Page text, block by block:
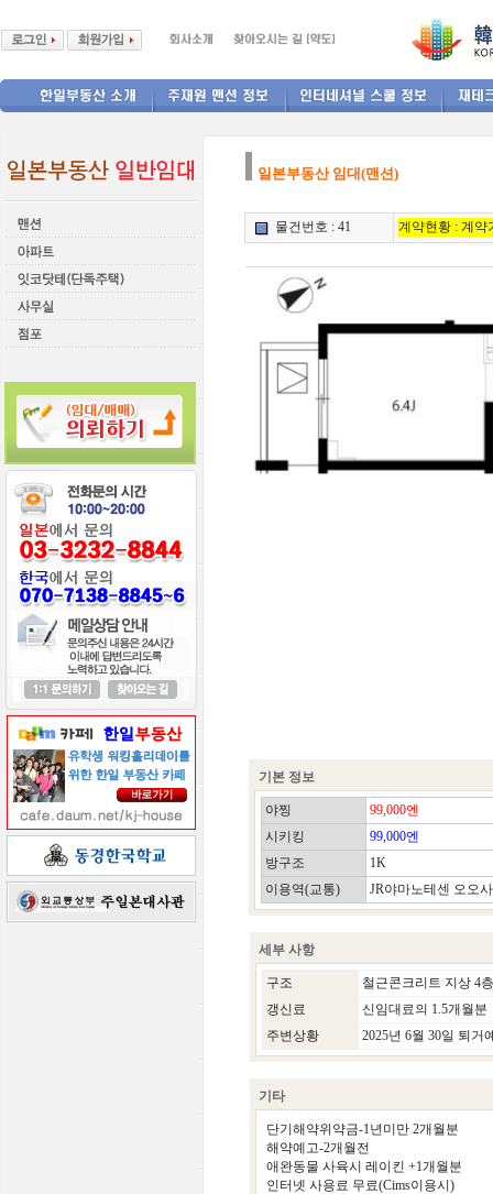
일본부동산 임대(맨션)
물건번호 : 41 계약현황 : 계약
기본 정보
야찡
99,000엔
시키킹
99,000엔
방구조
1K
이용역(교통)
JR야마노테센 오오
세부 사항
구조
철근콘크리트 지상 4층
갱신료
신임대료의 1.5개월분
주변상황
2025년 6월 30일 퇴거
기타
단기해약위약금-1년미만 2개월분
해약예고-2개월전
애완동물 사육시 레이킨 +1개월분
인터넷 사용료 무료(Cims이용시)